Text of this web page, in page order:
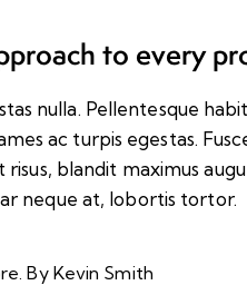
to every
nulla. Pellentesque
ac turpis egestas.
blandit maximus
neque at, lobortis tortor.
By Kevin Smith